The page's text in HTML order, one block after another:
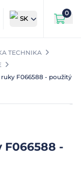
SK
0
TECHNIKA
F066588 - použitý
-